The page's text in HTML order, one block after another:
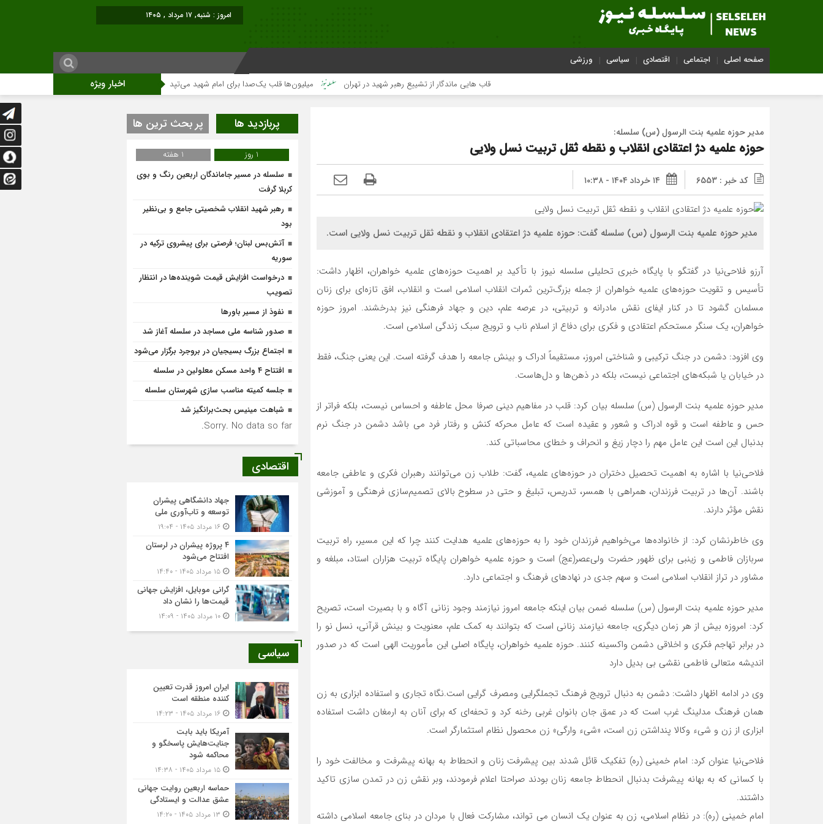
صفحه اصلی اجتماعی اقتصادی سیاسی ورزشی
اخبار ویژه قاب هایی ماندگار از تشییع رهبر شهید در تهران میلیون‌ها قلب یک‌صدا برای امام شهید می‌تپد نمایشگاه آثار هنری ویژه ارتحال امام (ره)برگزار میگردد.
مدیر حوزه علمیه بنت الرسول (س) سلسله:
حوزه علمیه دژ اعتقادی انقلاب و نقطه ثقل تربیت نسل ولایی
کد خبر : 6553 ۱۴ خرداد ۱۴۰۴ - ۱۰:۳۸
مدیر حوزه علمیه بنت الرسول (س) سلسله گفت: حوزه علمیه دژ اعتقادی انقلاب و نقطه ثقل تربیت نسل ولایی است.
آرزو فلاحی‌نیا در گفتگو با پایگاه خبری تحلیلی سلسله نیوز با تأکید بر اهمیت حوزه‌های علمیه خواهران، اظهار داشت:
تأسیس و تقویت حوزه‌های علمیه خواهران از جمله بزرگ‌ترین ثمرات انقلاب اسلامی است و انقلاب، افق تازه‌ای برای زنان
مسلمان گشود تا در کنار ایفای نقش مادرانه و تربیتی، در عرصه علم، دین و جهاد فرهنگی نیز بدرخشند. امروز حوزه
خواهران، یک سنگر مستحکم اعتقادی و فکری برای دفاع از اسلام ناب و ترویج سبک زندگی اسلامی است.
وی افزود: دشمن در جنگ ترکیبی و شناختی امروز، مستقیماً ادراک و بینش جامعه را هدف گرفته است. این یعنی جنگ، فقط
در خیابان یا شبکه‌های اجتماعی نیست، بلکه در ذهن‌ها و دل‌هاست.
مدیر حوزه علمیه بنت الرسول (س) سلسله بیان کرد: قلب در مفاهیم دینی صرفا محل عاطفه و احساس نیست، بلکه فراتر از
حس و عاطفه است و قوه ادراک و شعور و عقیده است که عامل محرکه کنش و رفتار فرد می باشد دشمن در جنگ نرم
بدنبال این است این عامل مهم را دچار زیغ و انحراف و خطای محاسباتی کند.
فلاحی‌نیا با اشاره به اهمیت تحصیل دختران در حوزه‌های علمیه، گفت: طلاب زن می‌توانند رهبران فکری و عاطفی جامعه
باشند. آن‌ها در تربیت فرزندان، همراهی با همسر، تدریس، تبلیغ و حتی در سطوح بالای تصمیم‌سازی فرهنگی و آموزشی
نقش مؤثر دارند.
وی خاطرنشان کرد: از خانواده‌ها می‌خواهیم فرزندان خود را به حوزه‌های علمیه هدایت کنند چرا که این مسیر، راه تربیت
سربازان فاطمی و زینبی برای ظهور حضرت ولی‌عصر(عج) است و حوزه علمیه خواهران پایگاه تربیت هزاران استاد، مبلغه و
مشاور در تراز انقلاب اسلامی است و سهم جدی در نهادهای فرهنگ و اجتماعی دارد.
مدیر حوزه علمیه بنت الرسول (س) سلسله ضمن بیان اینکه جامعه امروز نیازمند وجود زنانی آگاه و با بصیرت است، تصریح
کرد: امروزه بیش از هر زمان دیگری، جامعه نیازمند زنانی است که بتوانند به کمک علم، معنویت و بینش قرآنی، نسل نو را
در برابر تهاجم فکری و اخلاقی دشمن واکسینه کنند. حوزه علمیه خواهران، پایگاه اصلی این مأموریت الهی است که در صدور
اندیشه متعالی فاطمی نقشی بی بدیل دارد
وی در ادامه اظهار داشت: دشمن به دنبال ترویج فرهنگ تجملگرایی ومصرف گرایی است.نگاه تجاری و استفاده ابزاری به زن
همان فرهنگ مدلینگ غرب است که در عمق جان بانوان غربی رخنه کرد و تحفه‌ای که برای آنان به ارمغان داشت استفاده
ابزاری از زن و شیء وکالا پنداشتن زن است، «شیء وارگی» زن محصول نظام استثمارگر است.
فلاحی‌نیا عنوان کرد: امام خمینی (ره) تفکیک قائل شدند بین پیشرفت زنان و انحطاط به بهانه پیشرفت و مخالفت خود را
با کسانی که به بهانه پیشرفت بدنبال انحطاط جامعه زنان بودند صراحتا اعلام فرمودند، وبر نقش زن در تمدن سازی تاکید
داشتند.
امام خمینی (ره): در نظام اسلامی، زن به عنوان یک انسان می تواند، مشارکت فعال با مردان در بنای جامعه اسلامی داشته
پربازدید ها پر بحث ترین ها
1 روز
1 هفته
سلسله در مسیر جاماندگان اربعین رنگ و بوی
کربلا گرفت
رهبر شهید انقلاب شخصیتی جامع و بی‌نظیر
بود
آتش‌بس لبنان؛ فرصتی برای پیشروی ترکیه در
سوریه
درخواست افزایش قیمت شوینده‌ها در انتظار
تصویب
نفوذ از مسیر باورها
صدور شناسه ملی مساجد در سلسله آغاز شد
اجتماع بزرگ بسیجیان در بروجرد برگزار می‌شود
افتتاح ۴ واحد مسکن معلولین در سلسله
جلسه کمیته مناسب سازی شهرستان سلسله
شباهت مینیس بحث‌برانگیز شد
Sorry. No data so far.
اقتصادی
جهاد دانشگاهی پیشران
توسعه و تاب‌آوری ملی
۴ پروژه پیشران در لرستان
افتتاح می‌شود
گرانی موبایل، افزایش جهانی
قیمت‌ها را نشان داد
سیاسی
ایران امروز قدرت تعیین
کننده منطقه است
آمریکا باید بابت
جنایت‌هایش پاسخگو و
محاکمه شود
حماسه اربعین روایت جهانی
عشق عدالت و ایستادگی